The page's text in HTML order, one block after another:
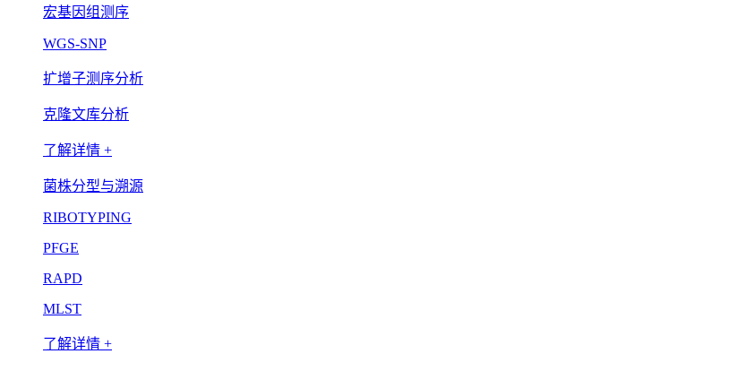
宏基因组测序
WGS-SNP
扩增子测序分析
克隆文库分析
了解详情 +
菌株分型与溯源
RIBOTYPING
PFGE
RAPD
MLST
了解详情 +